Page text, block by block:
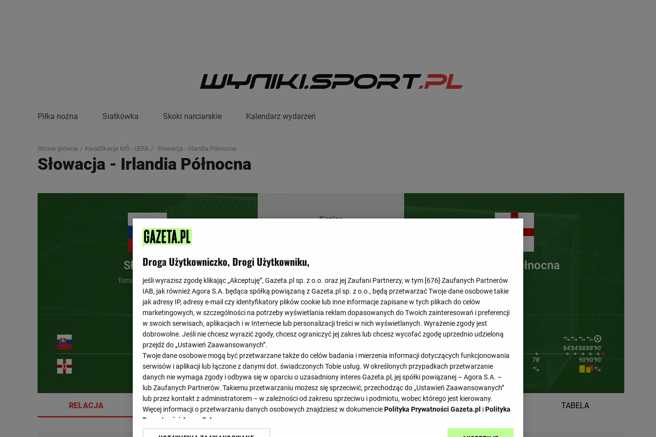
Piłka nożna Siatkówka Skoki narciarskie Kalendarz wydarzeń
Strona główna Kwalifikacje MŚ - UEFA Słowacja - Irlandia Północna
Słowacja - Irlandia Północna
Słowacja
Tomas Bobcek (90')
Koniec
Irlandia Północna
23'
84'84'88'88'90'
46'
57' 73' 78' 90'90'90'
RELACJA SZCZEGÓŁY SKŁADY STATYSTYKI TERMINARZ TABELA
Droga Użytkowniczko, Drogi Użytkowniku,
jeśli wyrazisz zgodę klikając „Akceptuję”, Gazeta.pl sp. z o.o. oraz jej Zaufani Partnerzy, w tym [676] Zaufanych Partnerów
IAB, jak również Agora S.A. będąca spółką powiązaną z Gazeta.pl sp. z o.o., będą przetwarzać Twoje dane osobowe takie
jak adresy IP, adresy e-mail czy identyfikatory plików cookie lub inne informacje zapisane w tych plikach do celów
marketingowych, w szczególności na potrzeby wyświetlania reklam dopasowanych do Twoich zainteresowań i preferencji
w swoich serwisach, aplikacjach i w Internecie lub personalizacji treści w nich wyświetlanych. Wyrażenie zgody jest
dobrowolne. Jeśli nie chcesz wyrazić zgody, chcesz ograniczyć jej zakres lub chcesz wycofać zgodę uprzednio udzieloną
przejdź do „Ustawień Zaawansowanych”.
Twoje dane osobowe mogą być przetwarzane także do celów badania i mierzenia informacji dotyczących funkcjonowania
serwisów i aplikacji lub łączone z danymi dot. świadczonych Tobie usług. W określonych przypadkach przetwarzanie
danych nie wymaga zgody i odbywa się w oparciu o uzasadniony interes Gazeta.pl, jej spółki powiązanej – Agora S.A. –
lub Zaufanych Partnerów. Takiemu przetwarzaniu możesz się sprzeciwić, przechodząc do „Ustawień Zaawansowanych”
lub przez kontakt z administratorem – w zależności od zakresu sprzeciwu i podmiotu, wobec którego jest kierowany.
Więcej informacji o przetwarzaniu danych osobowych znajdziesz w dokumenciePolityka Prywatności Gazeta.pl iPolityka
Prywatności Agora S.A.